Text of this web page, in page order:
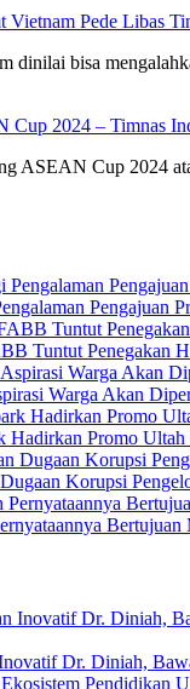
Vietnam Pede Libas
dinilai bisa
2024 – Timnas
ASEAN Cup 2024
Pengajuan
Tuntut Penegakan
Warga Akan
Hadirkan Promo
Korupsi
Dr. Diniah,